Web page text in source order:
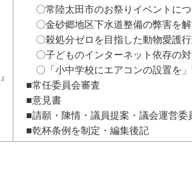
』
〇常陸太田市のお祭りイベントにつ
〇金砂郷地区下水道整備の弊害を解
〇殺処分ゼロを目指した動物愛護行
〇子どものインターネット依存の対
〇「小中学校にエアコンの設置を」
■常任委員会審査
■意見書
■請願・陳情・議員提案・議会運営委
■乾杯条例を制定・編集後記